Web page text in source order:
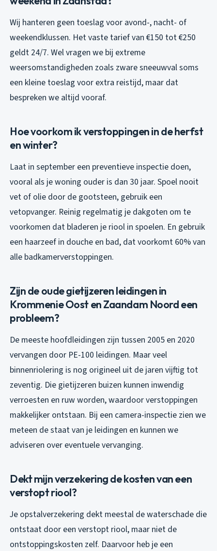
Wij hanteren geen toeslag voor avond-, nacht- of
weekendklussen. Het vaste tarief van €150 tot €250
geldt 24/7. Wel vragen we bij extreme
weersomstandigheden zoals zware sneeuwval soms
een kleine toeslag voor extra reistijd, maar dat
bespreken we altijd vooraf.
Hoe voorkom ik verstoppingen in de herfst
en winter?
Laat in september een preventieve inspectie doen,
vooral als je woning ouder is dan 30 jaar. Spoel nooit
vet of olie door de gootsteen, gebruik een
vetopvanger. Reinig regelmatig je dakgoten om te
voorkomen dat bladeren je riool in spoelen. En gebruik
een haarzeef in douche en bad, dat voorkomt 60% van
alle badkamerverstoppingen.
Zijn de oude gietijzeren leidingen in
Krommenie Oost en Zaandam Noord een
probleem?
De meeste hoofdleidingen zijn tussen 2005 en 2020
vervangen door PE-100 leidingen. Maar veel
binnenriolering is nog origineel uit de jaren vijftig tot
zeventig. Die gietijzeren buizen kunnen inwendig
verroesten en ruw worden, waardoor verstoppingen
makkelijker ontstaan. Bij een camera-inspectie zien we
meteen de staat van je leidingen en kunnen we
adviseren over eventuele vervanging.
Dekt mijn verzekering de kosten van een
verstopt riool?
Je opstalverzekering dekt meestal de waterschade die
ontstaat door een verstopt riool, maar niet de
ontstoppingskosten zelf. Daarvoor heb je een